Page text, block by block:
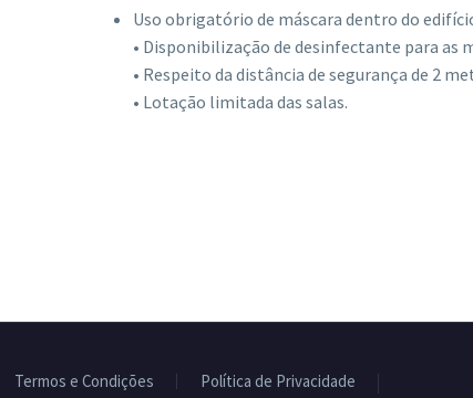
Uso obrigatório de máscara dentro do
• Disponibilização de desinfectante para as
• Respeito da distância de segurança de 2
• Lotação limitada das salas.
Termos e Condições Política de Privacidade